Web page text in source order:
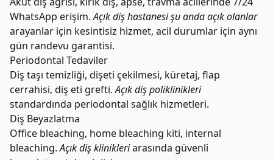
WhatsApp erişim.Açık diş hastanesi şu anda açık olanlar
arayanlar için kesintisiz hizmet, acil durumlar için aynı
gün randevu garantisi.
Periodontal Tedaviler
Diş taşı temizliği, dişeti çekilmesi, küretaj, flap
cerrahisi, diş eti grefti.Açık diş poliklinikleri
standardında periodontal sağlık hizmetleri.
Diş Beyazlatma
Office bleaching, home bleaching kiti, internal
bleaching.Açık diş klinikleriarasında güvenli